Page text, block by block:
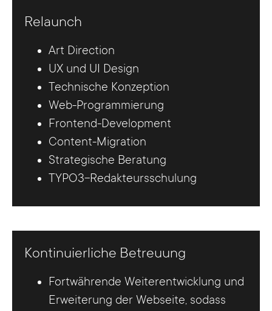
Relaunch
Art Direction
UX und UI Design
Technische Konzeption
Web-Programmierung
Frontend-Development
Content-Migration
Strategische Beratung
TYPO3-Redakteursschulung
Kontinuierliche Betreuung
Fortwährende Weiterentwicklung und
Erweiterung der Webseite, sodass